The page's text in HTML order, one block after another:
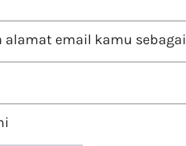
email kamu